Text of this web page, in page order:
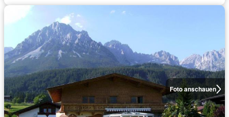
Foto anschauen